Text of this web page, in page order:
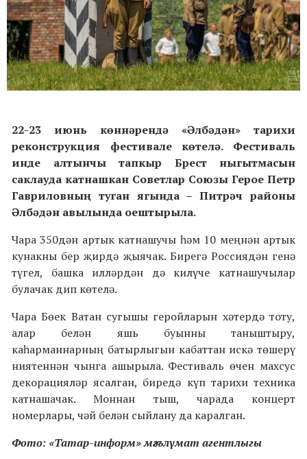
22-23 июнь көннәрендә «Әлбәдән» тарихи
реконструкция фестивале көтелә. Фестиваль
инде алтынчы тапкыр Брест ныгытмасын
саклауда катнашкан Советлар Союзы Герое Петр
Гавриловның туган ягында – Питрәч районы
Әлбәдән авылында оештырыла.
Чара 350дән артык катнашучы һәм 10 меңнән артык
кунакны бер җирдә җыячак. Бирегә Россиядән генә
түгел, башка илләрдән дә килүче катнашучылар
булачак дип көтелә.
Чара Бөек Ватан сугышы геройларын хәтердә тоту,
алар белән яшь буынны таныштыру,
каһарманнарның батырлыгын кабаттан искә төшерү
ниятеннән чынга ашырыла. Фестиваль өчен махсус
декорацияләр ясалган, биредә күп тарихи техника
катнашачак. Моннан тыш, чарада концерт
номерлары, чәй белән сыйлану да каралган.
Фото: «Татар-информ» мәгълүмат агентлыгы